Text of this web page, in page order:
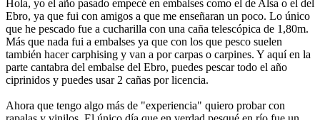
Hola, yo el año pasado empecé en embalses como el de Alsa o el del
Ebro, ya que fui con amigos a que me enseñaran un poco. Lo único
que he pescado fue a cucharilla con una caña telescópica de 1,80m.
Más que nada fui a embalses ya que con los que pesco suelen
también hacer carphising y van a por carpas o carpines. Y aquí en la
parte cantabra del embalse del Ebro, puedes pescar todo el año
ciprinidos y puedes usar 2 cañas por licencia.
Ahora que tengo algo más de "experiencia" quiero probar con